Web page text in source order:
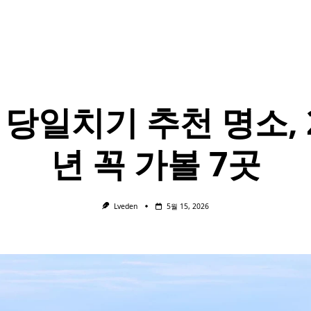
일치기 추천 명소,
년 꼭 가볼 7곳
Lveden 5월 15, 2026